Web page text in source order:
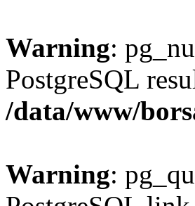
Warning:
PostgreSQL
/data/www/
Warning: